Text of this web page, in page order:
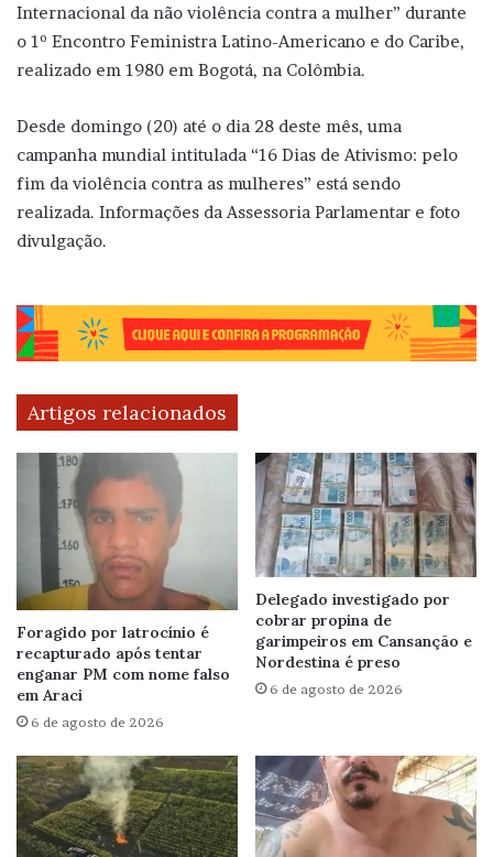
Internacional da não violência contra a mulher” durante
o 1º Encontro Feministra Latino-Americano e do Caribe,
realizado em 1980 em Bogotá, na Colômbia.
Desde domingo (20) até o dia 28 deste mês, uma
campanha mundial intitulada “16 Dias de Ativismo: pelo
fim da violência contra as mulheres” está sendo
realizada. Informações da Assessoria Parlamentar e foto
divulgação.
Artigos relacionados
Foragido por latrocínio é
recapturado após tentar
enganar PM com nome falso
em Araci
6 de agosto de 2026
Delegado investigado por
cobrar propina de
garimpeiros em Cansanção e
Nordestina é preso
6 de agosto de 2026